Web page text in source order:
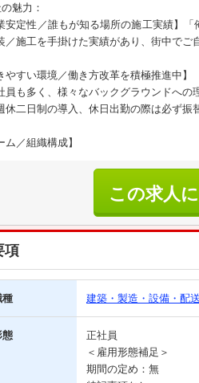
魅力：
安定性／誰もが知る場所の施工実績】
／施工を手掛けた実績があり、街中でご
やすい環境／働き方改革を積極推進中】
員も多く、様々なバックグラウンドへの
休二日制の導入、休日出勤の際は必ず振
ム／組織構成】
この求人
る
項
種 建築・製造・設備・配送
態
正社員
＜雇用形態補足＞
期間の定め：無